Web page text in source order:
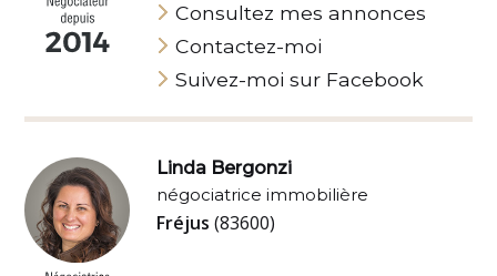
Consultez mes annonces
Contactez-moi
Suivez-moi sur Facebook
Linda Bergonzi
négociatrice immobilière
Fréjus(83600)